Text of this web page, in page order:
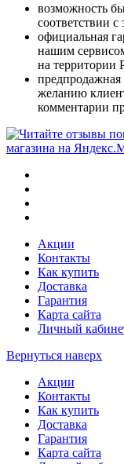
возможность
соответствии
официальная
нашим
на территории
предпродажная
желанию
комментарии
Акции
Контакты
Как купить
Доставка
Гарантия
Карта сайта
Личный
Вернуться наверх
Акции
Контакты
Как купить
Доставка
Гарантия
Карта сайта